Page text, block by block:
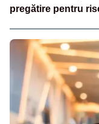
pregătire pentru